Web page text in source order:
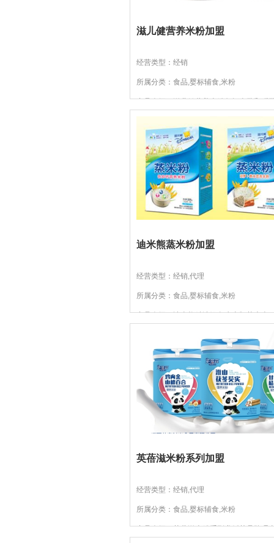
滋儿健营养米粉加盟
经营类型：经销
所属分类：食品,婴标辅食,米粉
产品介绍：滋儿健营养米粉包括盒装和听
葛根优化、核桃优化多种...
迪米熊蒸米粉加盟
经营类型：经销,代理
所属分类：食品,婴标辅食,米粉
产品介绍：迪米熊精选绿色生态胚芽大米
营养得到保留，其皮层和胚...
英蓓滋米粉系列加盟
经营类型：经销,代理
所属分类：食品,婴标辅食,米粉
产品介绍：英蓓滋米粉系列遵循其品牌理